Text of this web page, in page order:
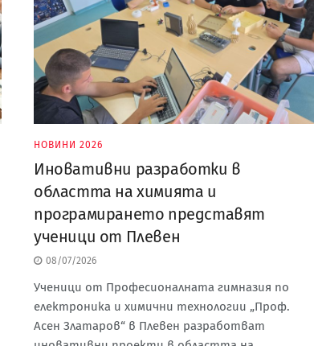
НОВИНИ 2026
Иновативни разработки в
областта на химията и
програмирането представят
ученици от Плевен
08/07/2026
Ученици от Професионалната гимназия по
електроника и химични технологии „Проф.
Асен Златаров“ в Плевен разработват